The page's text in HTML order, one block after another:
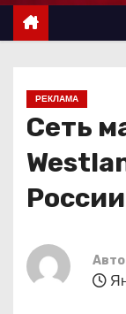
РЕКЛАМА
Сеть
России